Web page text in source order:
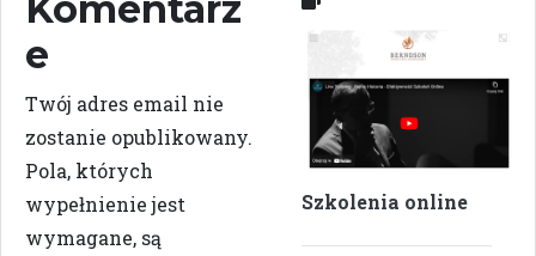
e
Twój adres email nie
zostanie opublikowany.
Pola, których
wypełnienie jest
wymagane, są
Szkolenia online